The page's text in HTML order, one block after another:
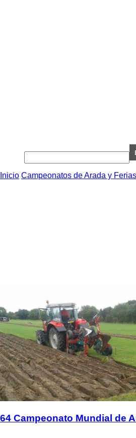
Inicio Campeonatos de Arada y Ferias
64 Campeonato Mundial de